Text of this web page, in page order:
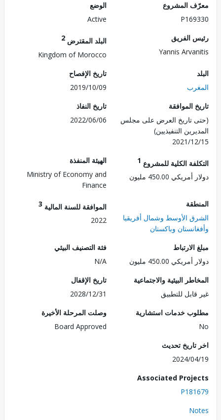
المشروع
الفريق
Yannis
البلد المقترض
Kingdom of Morocco
تاريخ الإفصاح
2019/10/09
الموافقة
تاريخ العرض على مجلس
التنفيذيين)
2021/
تاريخ النفاذ
2022/06/06
الكلية للمشروع1
450.00 مليون
الهيئة المنفذة
Ministry of Economy and
الأوسط وشمال أفريقيا
وباكستان
الموافقة للسنة المالية3
2022
450.00 مليون
فئة التصنيف البيئي
N/A
البيئية والاجتماعية
للتطبيق
تاريخ الإقفال
2028/12/31
خدمات استشارية
وصلت المرحلة الأخيرة
Board Approved
تحديث
2024/
Associated